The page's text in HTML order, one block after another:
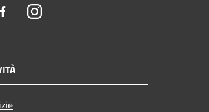
FacebookInstagram